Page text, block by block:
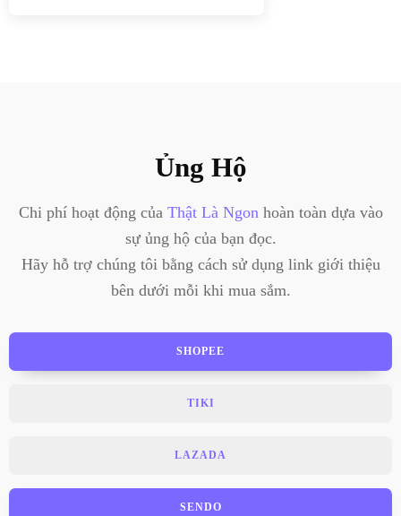
Ủng Hộ
Chi phí hoạt động của Thật Là Ngon hoàn toàn dựa vào
sự ủng hộ của bạn đọc.
Hãy hỗ trợ chúng tôi bằng cách sử dụng link giới thiệu
bên dưới mỗi khi mua sắm.
SHOPEE
TIKI
LAZADA
SENDO